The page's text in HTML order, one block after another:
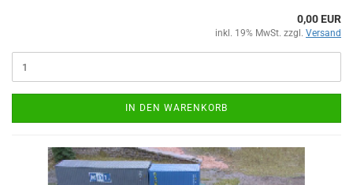
0,00 EUR
inkl. 19% MwSt. zzgl. Versand
IN DEN WARENKORB